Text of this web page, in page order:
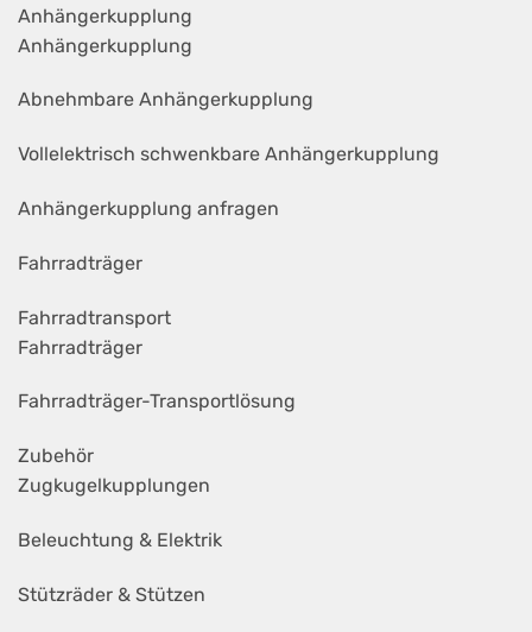
Anhängerkupplung
Anhängerkupplung
Abnehmbare Anhängerkupplung
Vollelektrisch schwenkbare Anhängerkupplung
Anhängerkupplung anfragen
Fahrradträger
Fahrradtransport
Fahrradträger
Fahrradträger-Transportlösung
Zubehör
Zugkugelkupplungen
Beleuchtung & Elektrik
Stützräder & Stützen